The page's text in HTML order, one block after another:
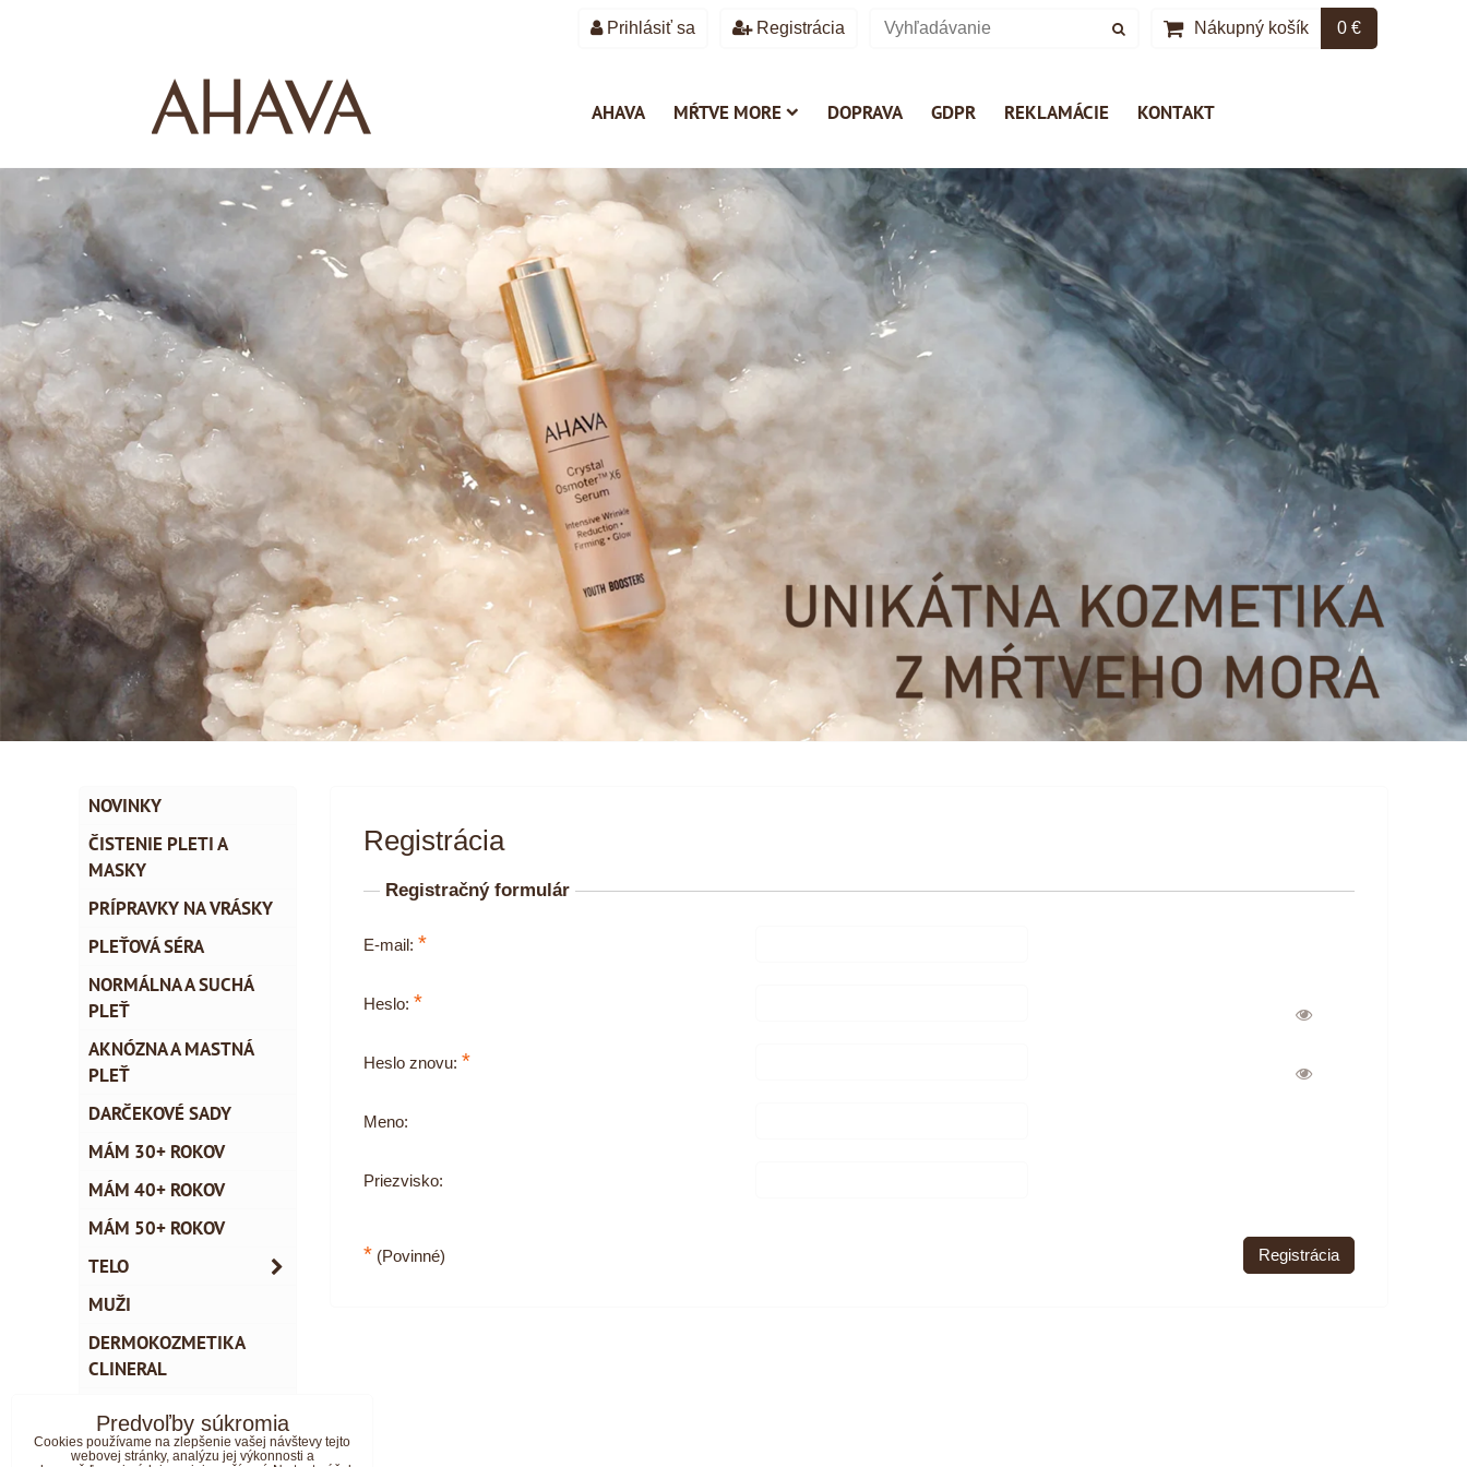
Prihlásiť sa Registrácia Nákupný košík 0 €
AHAVA MŔTVE MORE DOPRAVA GDPR REKLAMÁCIE KONTAKT
Registrácia
Registračný formulár
E-mail: *
Heslo: *
Heslo znovu: *
Meno:
Priezvisko:
* (Povinné) Registrácia
NOVINKY
ČISTENIE PLETI A
MASKY
PRÍPRAVKY NA VRÁSKY
PLEŤOVÁ SÉRA
NORMÁLNA A SUCHÁ
PLEŤ
AKNÓZNA A MASTNÁ
PLEŤ
DARČEKOVÉ SADY
MÁM 30+ ROKOV
MÁM 40+ ROKOV
MÁM 50+ ROKOV
TELO
MUŽI
DERMOKOZMETIKA
CLINERAL
BALENIA
Predvoľby súkromia
Cookies používame na zlepšenie vašej návštevy tejto
webovej stránky, analýzu jej výkonnosti a